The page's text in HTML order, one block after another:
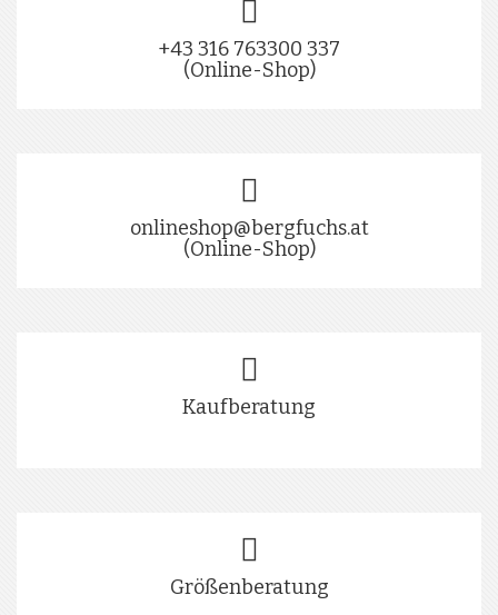
+43 316 763300 337
(Online-Shop)
onlineshop@bergfuchs.at
(Online-Shop)
Kaufberatung
Größenberatung